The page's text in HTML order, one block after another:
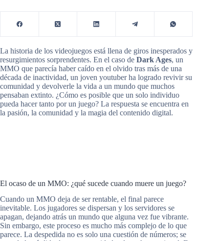
La historia de los videojuegos está llena de giros inesperados y
resurgimientos sorprendentes. En el caso de Dark Ages, un
MMO que parecía haber caído en el olvido tras más de una
década de inactividad, un joven youtuber ha logrado revivir su
comunidad y devolverle la vida a un mundo que muchos
pensaban extinto. ¿Cómo es posible que un solo individuo
pueda hacer tanto por un juego? La respuesta se encuentra en
la pasión, la comunidad y la magia del contenido digital.
El ocaso de un MMO: ¿qué sucede cuando muere un juego?
Cuando un MMO deja de ser rentable, el final parece
inevitable. Los jugadores se dispersan y los servidores se
apagan, dejando atrás un mundo que alguna vez fue vibrante.
Sin embargo, este proceso es mucho más complejo de lo que
parece. La despedida no es solo una cuestión de números; se